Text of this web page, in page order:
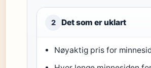
2 Det som er uklart
Nøyaktig pris for